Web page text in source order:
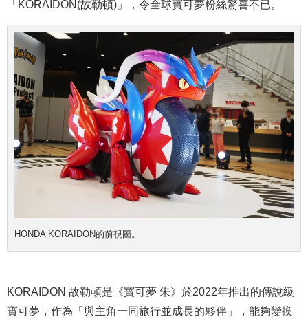
「KORAIDON(故勒頓)」，令全球寶可夢粉絲驚喜不已。
HONDA KORAIDON的前視圖。
KORAIDON 故勒頓是《寶可夢 朱》於2022年推出的傳說級
寶可夢，作為「與主角一同旅行並成長的夥伴」，能夠變換